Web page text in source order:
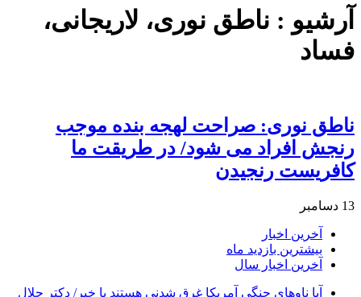
آرشیو : ناطق نوری، لاریجانی،
فساد
ناطق نوری: صراحت لهجه بنده موجب
رنجش افراد می شود/ در طریقت ما
کافریست رنجیدن
13 دسامبر
آخرین اخبار
بیشترین بازدید ماه
آخرین اخبار سال
آیا ناوهای جنگی آمریکا غرق شدنی هستند یا خیر/ دکتر جلال